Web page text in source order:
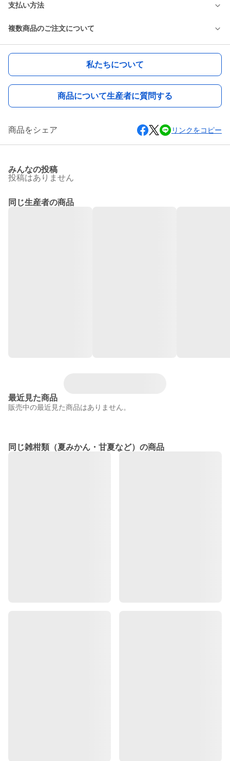
支払い方法
複数商品のご注文について
私たちについて
商品について生産者に質問する
商品をシェア リンクをコピー
みんなの投稿
投稿はありません
同じ生産者の商品
最近見た商品
販売中の最近見た商品はありません。
同じ雑柑類（夏みかん・甘夏など）の商品